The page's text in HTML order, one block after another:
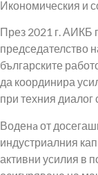
Икономическия и
През 2021 г. АИКБ
председателство
българските
да координира
при техния диалог
Воденa от
индустриалния
активни усилия в